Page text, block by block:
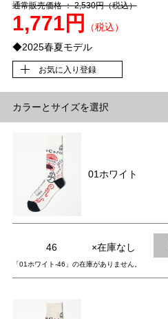
通常販売価格 ： 2,530円（税込）
1,771円
（税込）
◆2025春夏モデル
お気に入り登録
カラーとサイズを選択
01ホワイト
46 ×在庫なし
「01ホワイト-46」の在庫がありません。